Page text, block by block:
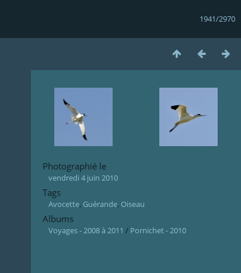
1941/2970
Photographié le
vendredi 4 juin 2010
Tags
Avocette, Guérande, Oiseau
Albums
Voyages - 2008 à 2011 / Pornichet - 2010